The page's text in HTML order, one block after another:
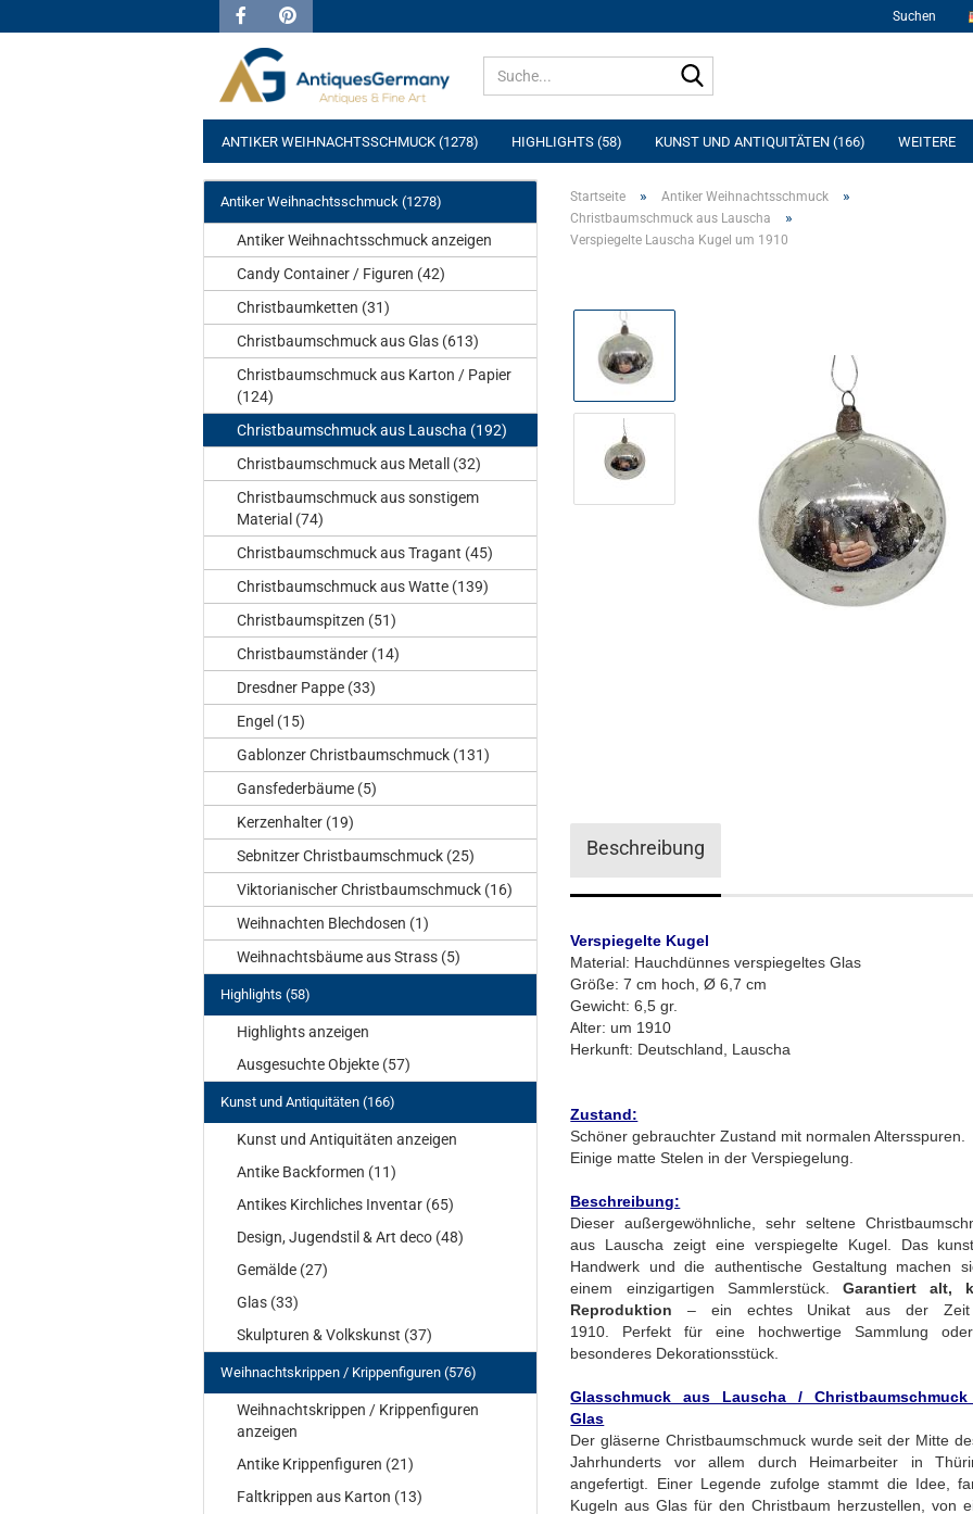
Suchen
ANTIKER WEIHNACHTSSCHMUCK (1278) HIGHLIGHTS (58) KUNST UND ANTIQUITÄTEN (166) WEITERE
Startseite » Antiker Weihnachtsschmuck »
Christbaumschmuck aus Lauscha »
Verspiegelte Lauscha Kugel um 1910
Beschreibung
Verspiegelte Kugel
Material: Hauchdünnes verspiegeltes Glas
Größe: 7 cm hoch, Ø 6,7 cm
Gewicht: 6,5 gr.
Alter: um 1910
Herkunft: Deutschland, Lauscha
Zustand:
Schöner gebrauchter Zustand mit normalen Altersspuren.
Einige matte Stelen in der Verspiegelung.
Beschreibung:
Dieser außergewöhnliche, sehr seltene
aus Lauscha zeigt eine verspiegelte Kugel. Das
Handwerk und die authentische Gestaltung machen
einem einzigartigen Sammlerstück. Garantiert alt,
Reproduktion – ein echtes Unikat aus der
1910. Perfekt für eine hochwertige Sammlung
besonderes Dekorationsstück.
Glasschmuck aus Lauscha /
Glas
Der gläserne Christbaumschmuck wurde seit der Mitte
Jahrhunderts vor allem durch Heimarbeiter in
angefertigt. Einer Legende zufolge stammt die Idee,
Kugeln aus Glas für den Christbaum herzustellen, von
Antiker Weihnachtsschmuck (1278)
Antiker Weihnachtsschmuck anzeigen
Candy Container / Figuren (42)
Christbaumketten (31)
Christbaumschmuck aus Glas (613)
Christbaumschmuck aus Karton / Papier
(124)
Christbaumschmuck aus Lauscha (192)
Christbaumschmuck aus Metall (32)
Christbaumschmuck aus sonstigem
Material (74)
Christbaumschmuck aus Tragant (45)
Christbaumschmuck aus Watte (139)
Christbaumspitzen (51)
Christbaumständer (14)
Dresdner Pappe (33)
Engel (15)
Gablonzer Christbaumschmuck (131)
Gansfederbäume (5)
Kerzenhalter (19)
Sebnitzer Christbaumschmuck (25)
Viktorianischer Christbaumschmuck (16)
Weihnachten Blechdosen (1)
Weihnachtsbäume aus Strass (5)
Highlights (58)
Highlights anzeigen
Ausgesuchte Objekte (57)
Kunst und Antiquitäten (166)
Kunst und Antiquitäten anzeigen
Antike Backformen (11)
Antikes Kirchliches Inventar (65)
Design, Jugendstil & Art deco (48)
Gemälde (27)
Glas (33)
Skulpturen & Volkskunst (37)
Weihnachtskrippen / Krippenfiguren (576)
Weihnachtskrippen / Krippenfiguren
anzeigen
Antike Krippenfiguren (21)
Faltkrippen aus Karton (13)